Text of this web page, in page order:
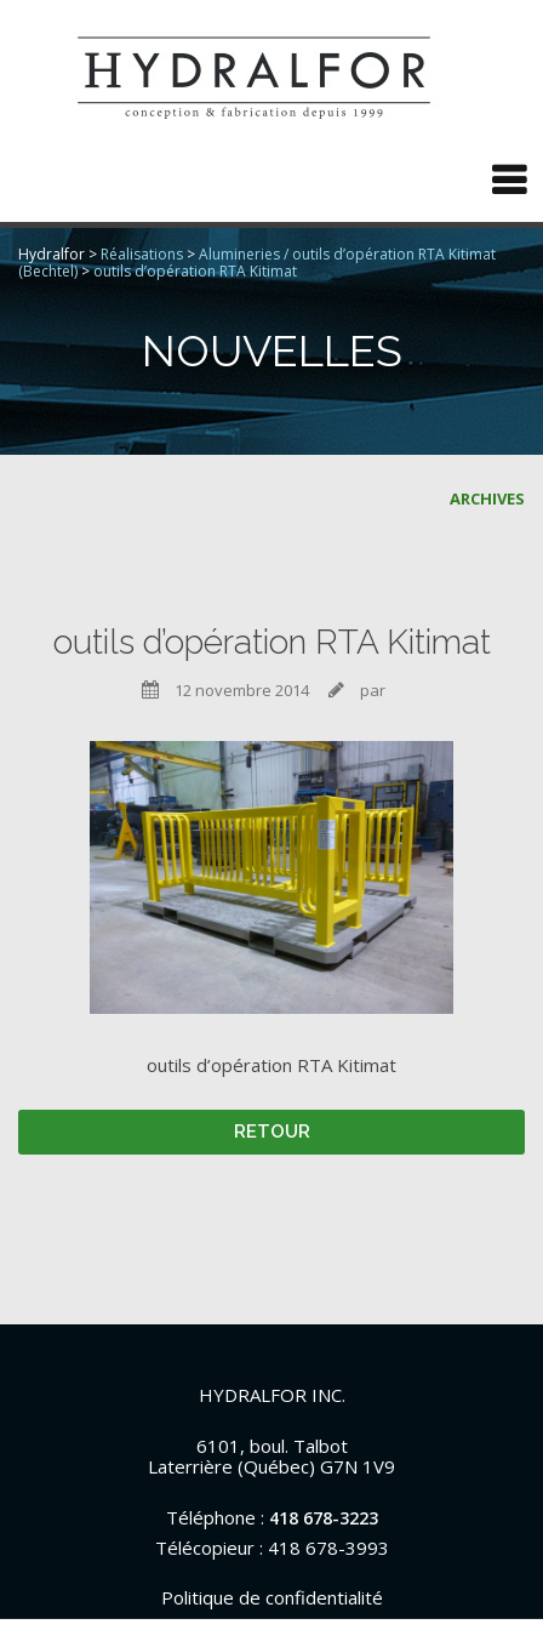

Hydralfor >Réalisations >Alumineries / outils d’opération RTA Kitimat
(Bechtel)>outils d’opération RTA Kitimat
NOUVELLES
ARCHIVES
outils d’opération RTA Kitimat
 12 novembre 2014  par
outils d’opération RTA Kitimat
RETOUR
HYDRALFOR INC.
6101, boul. Talbot
Laterrière (Québec) G7N 1V9
Téléphone : 418 678-3223
Télécopieur : 418 678-3993
Politique de confidentialité